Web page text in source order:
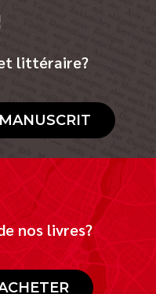
littéraire?
nos livres?